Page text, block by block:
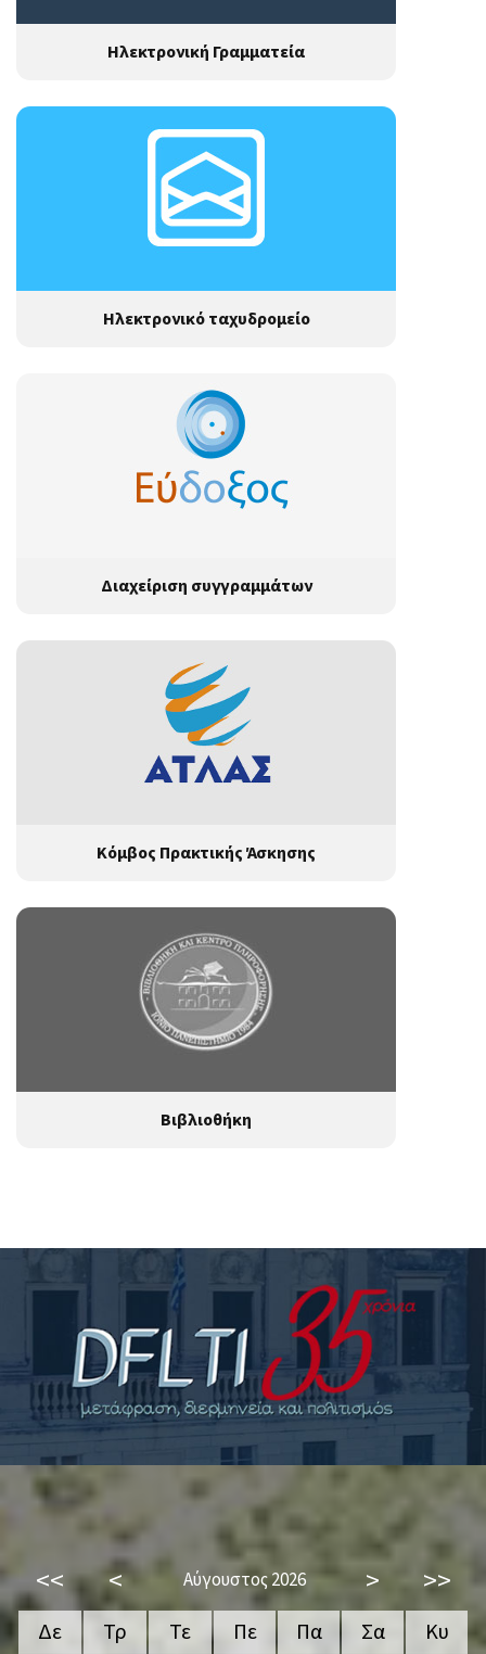
Ηλεκτρονική Γραμματεία
Ηλεκτρονικό ταχυδρομείο
Διαχείριση συγγραμμάτων
Κόμβος Πρακτικής Άσκησης
Βιβλιοθήκη
<< < Αύγουστος 2026 > >>
Δε Τρ Τε Πε Πα Σα
Κυ